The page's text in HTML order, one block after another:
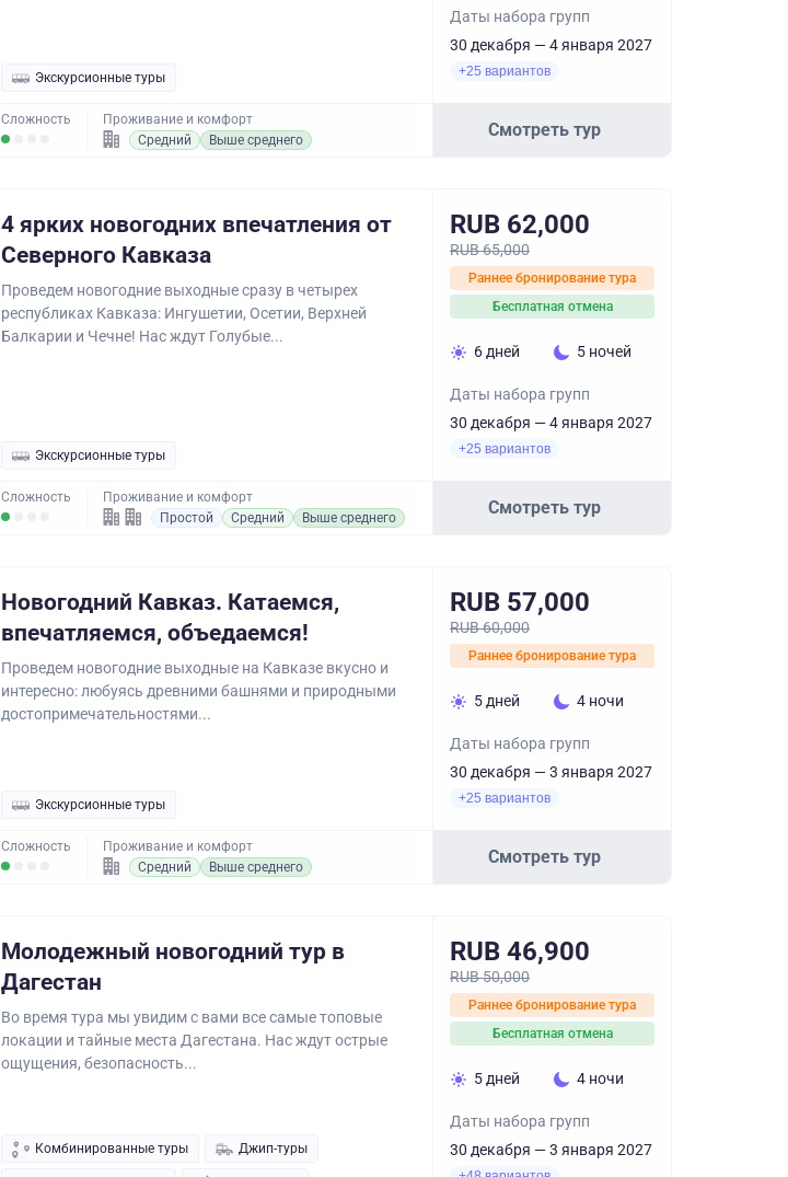
Экскурсионные туры
Сложность
Проживание и комфорт
Средний
Выше среднего
Даты набора групп
30 декабря — 4 января 2027
+25 вариантов
Смотреть тур
4 ярких новогодних впечатления от
Северного Кавказа
Проведем новогодние выходные сразу в четырех
республиках Кавказа: Ингушетии, Осетии, Верхней
Балкарии и Чечне! Нас ждут Голубые...
Экскурсионные туры
Сложность
Проживание и комфорт
Простой
Средний Выше среднего
RUB 62,000
RUB 65,000
Раннее бронирование тура
Бесплатная отмена
6 дней 5 ночей
Даты набора групп
30 декабря — 4 января 2027
+25 вариантов
Смотреть тур
Новогодний Кавказ. Катаемся,
впечатляемся, объедаемся!
Проведем новогодние выходные на Кавказе вкусно и
интересно: любуясь древними башнями и природными
достопримечательностями...
Экскурсионные туры
Сложность
Проживание и комфорт
Средний
Выше среднего
RUB 57,000
RUB 60,000
Раннее бронирование тура
5 дней 4 ночи
Даты набора групп
30 декабря — 3 января 2027
+25 вариантов
Смотреть тур
Молодежный новогодний тур в
Дагестан
Во время тура мы увидим с вами все самые топовые
локации и тайные места Дагестана. Нас ждут острые
ощущения, безопасность...
Комбинированные туры Джип-туры
RUB 46,900
RUB 50,000
Раннее бронирование тура
Бесплатная отмена
5 дней 4 ночи
Даты набора групп
30 декабря — 3 января 2027